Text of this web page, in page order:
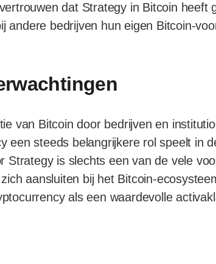
dat Strategy in Bitcoin heeft
andere bedrijven hun eigen Bitcoin-
van Bitcoin door bedrijven en
een steeds belangrijkere rol speelt in
Strategy is slechts een van de vele
aansluiten bij het Bitcoin-
als een waardevolle